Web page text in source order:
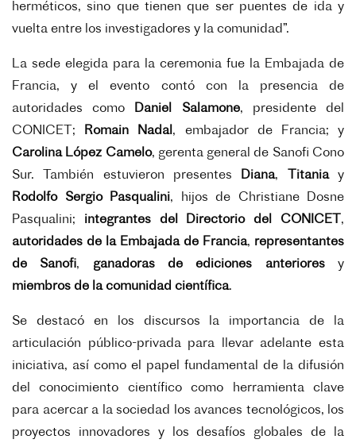
herméticos, sino que tienen que ser puentes de ida y
vuelta entre los investigadores y la comunidad”.
La sede elegida para la ceremonia fue la Embajada de
Francia, y el evento contó con la presencia de
autoridades como
Daniel Salamone, presidente del
CONICET;
Romain Nadal , embajador de Francia; y
Carolina López Camelo, gerenta general de Sanofi Cono
Sur. También estuvieron presentes
Diana, Titaniay
Rodolfo Sergio Pasqualini, hijos de Christiane Dosne
Pasqualini; integrantes del Directorio del CONICET ,
autoridades de la Embajada de Francia, representantes
de Sanofi, ganadoras de ediciones anterioresy
miembros de la comunidad científica.
Se destacó en los discursos la importancia de la
articulación público-privada para llevar adelante esta
iniciativa, así como el papel fundamental de la difusión
del conocimiento científico como herramienta clave
para acercar a la sociedad los avances tecnológicos, los
proyectos innovadores y los desafíos globales de la